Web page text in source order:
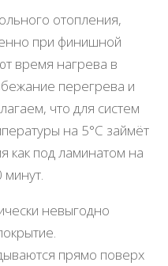
отопления,
при финишной
время нагрева в
перегрева и
что для систем
на 5°С займёт
как под ламинатом на
минут.
невыгодно
прямо поверх